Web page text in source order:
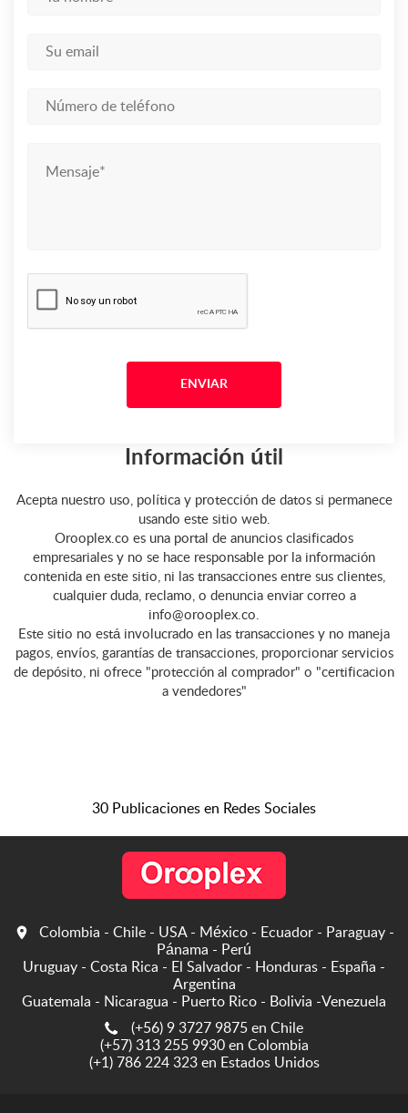
Información útil
Acepta nuestro uso, política y protección de datos si permanece
usando este sitio web.
Orooplex.co es una portal de anuncios clasificados
empresariales y no se hace responsable por la información
contenida en este sitio, ni las transacciones entre sus clientes,
cualquier duda, reclamo, o denuncia enviar correo a
info@orooplex.co.
Este sitio no está involucrado en las transacciones y no maneja
pagos, envíos, garantías de transacciones, proporcionar servicios
de depósito, ni ofrece "protección al comprador" o "certificacion
a vendedores"
30 Publicaciones en Redes Sociales
Colombia - Chile - USA - México - Ecuador - Paraguay -
Pánama - Perú
Uruguay - Costa Rica - El Salvador - Honduras - España -
Argentina
Guatemala - Nicaragua - Puerto Rico - Bolivia -Venezuela
(+56) 9 3727 9875 en Chile
(+57) 313 255 9930 en Colombia
(+1) 786 224 323 en Estados Unidos